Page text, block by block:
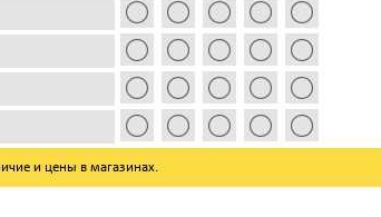
и цены в магазинах.